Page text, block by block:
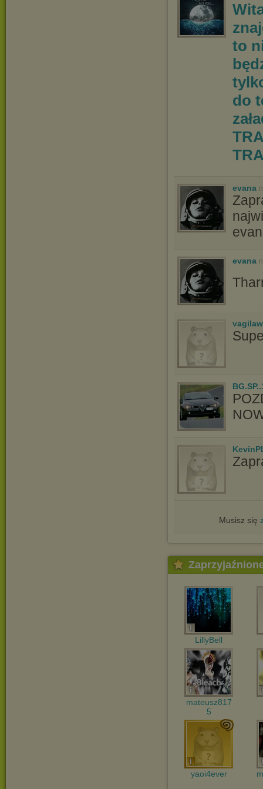
to
do
evana
evana
Musisz się
LillyBell
mateusz817
5
yaoi4ever